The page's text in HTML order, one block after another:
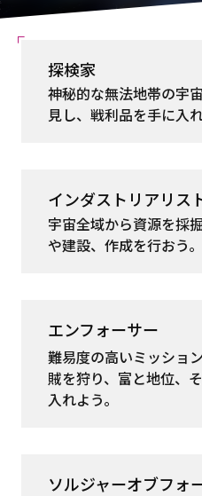
探検家
神秘的な無法地帯の宇
見し、戦利品を手に入れ
インダストリアリス
宇宙全域から資源を採
や建設、作成を行おう。
エンフォーサー
難易度の高いミッショ
賊を狩り、富と地位、
入れよう。
ソルジャーオブフォ